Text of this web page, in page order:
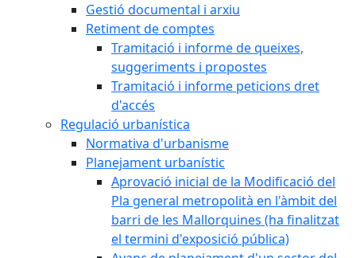
Gestió documental i arxiu
Retiment de comptes
Tramitació i informe de queixes,
suggeriments i propostes
Tramitació i informe peticions dret
d'accés
Regulació urbanística
Normativa d'urbanisme
Planejament urbanístic
Aprovació inicial de la Modificació del
Pla general metropolità en l'àmbit del
barri de les Mallorquines (ha finalitzat
el termini d'exposició pública)